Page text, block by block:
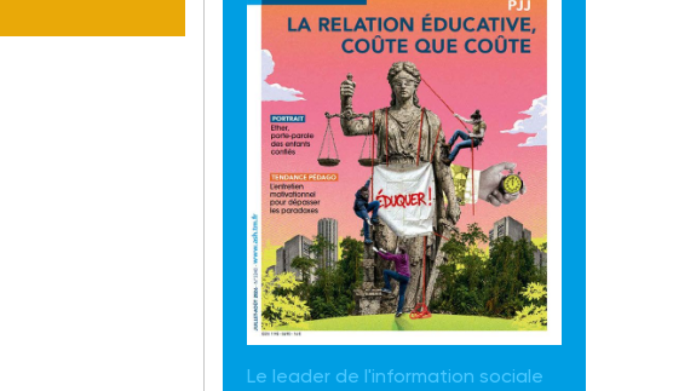
Le leader de l'information sociale